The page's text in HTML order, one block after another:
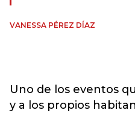
VANESSA PÉREZ DÍAZ
Uno de los eventos
y a los propios